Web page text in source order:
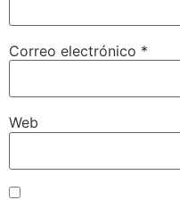
Correo electrónico *
Web